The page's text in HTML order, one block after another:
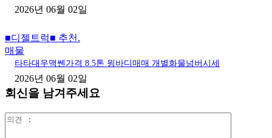
2026년 06월 02일
■디젤트럭■ 추천.
매물
타타대우맥쎈가격 8.5톤 윙바디매매 개별화물넘버시세
2026년 06월 02일
회신을 남겨주세요